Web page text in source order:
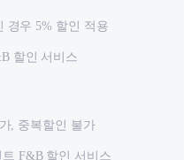
경우 5% 할인 적용
할인 서비스
, 중복할인 불가
F&B 할인 서비스